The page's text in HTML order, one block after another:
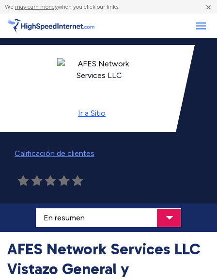
We may earn moneywhen you click our links. ×
Ir a Sitio
Calificación de clientes
AFES Network Services LLC
Vistazo General y